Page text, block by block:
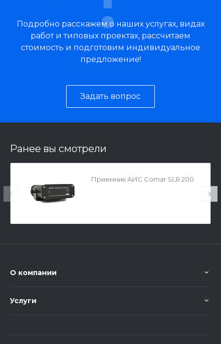
Подробно расскажем о наших услугах, видах
работ и типовых проектах, рассчитаем
стоимость и подготовим индивидуальное
предложение!
Задать вопрос
Ранее вы смотрели
Приемник АИС Comar SLR 200
О компании
Услуги